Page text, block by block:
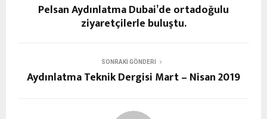
Pelsan Aydınlatma Dubai’de ortadoğulu
ziyaretçilerle buluştu.
SONRAKI GÖNDERI
Aydınlatma Teknik Dergisi Mart – Nisan 2019